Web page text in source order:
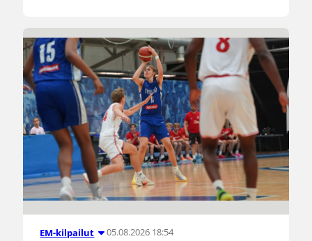
EM-kilpailut 05.08.2026 18:54